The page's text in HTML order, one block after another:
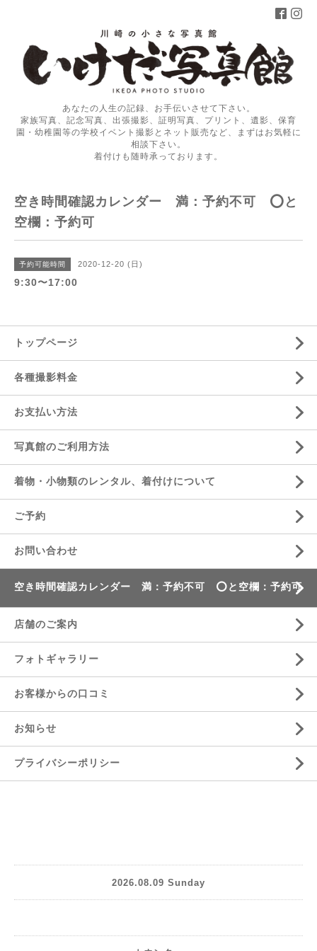
あなたの人生の記録、お手伝いさせて下さい。
家族写真、記念写真、出張撮影、証明写真、プリント、遺影、保育
園・幼稚園等の学校イベント撮影とネット販売など、まずはお気軽に
相談下さい。
着付けも随時承っております。
空き時間確認カレンダー 満：予約不可 ⭕️と
空欄：予約可
予約可能時間 2020-12-20 (日)
9:30〜17:00
トップページ
各種撮影料金
お支払い方法
写真館のご利用方法
着物・小物類のレンタル、着付けについて
ご予約
お問い合わせ
空き時間確認カレンダー 満：予約不可 ⭕️と空欄：予約可
店舗のご案内
フォトギャラリー
お客様からの口コミ
お知らせ
プライバシーポリシー
2026.08.09 Sunday